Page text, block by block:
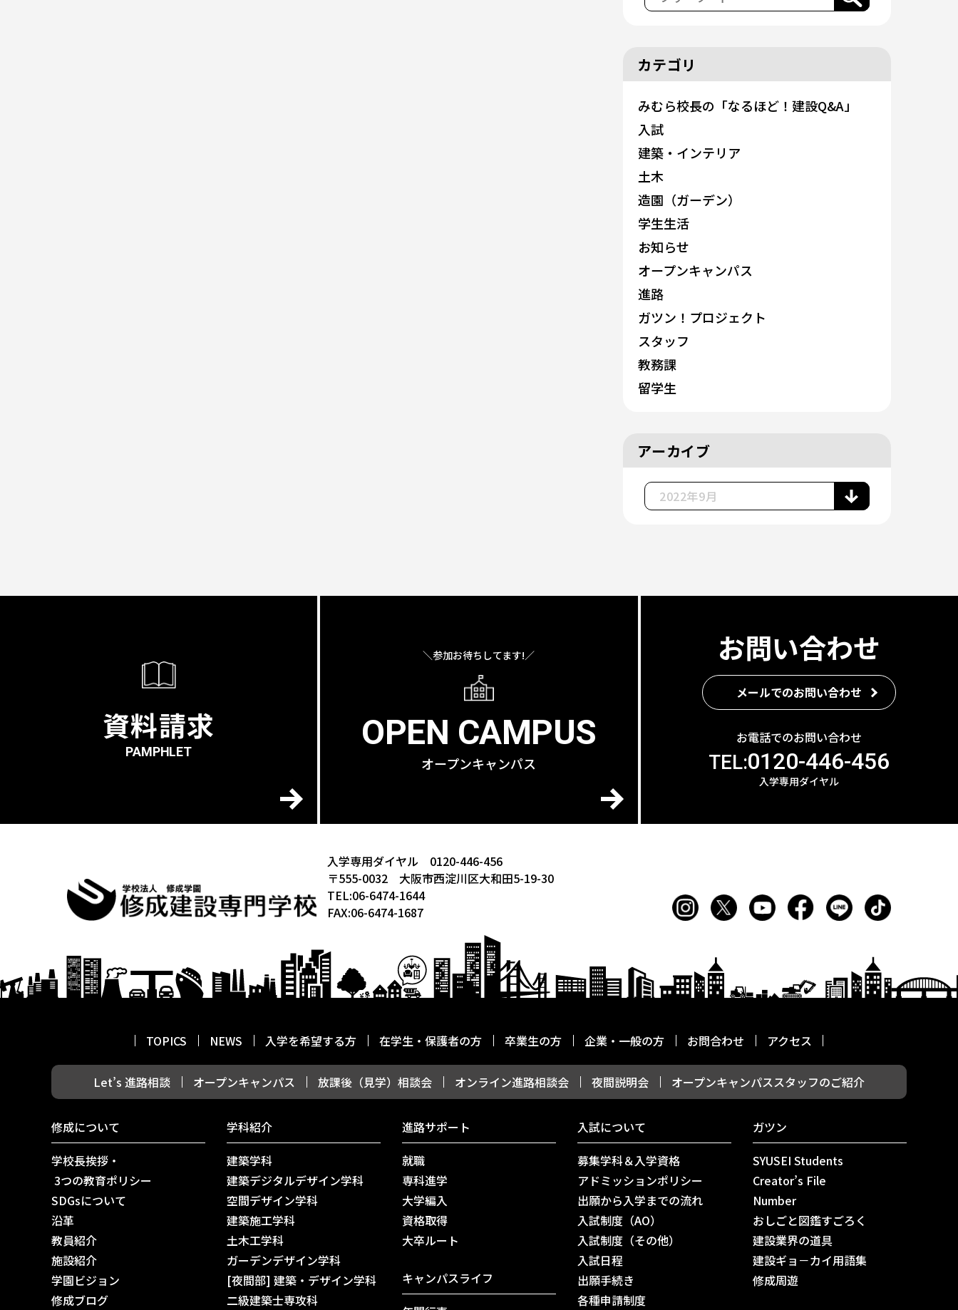
カテゴリ
みむら校長の「なるほど！建設Q&A」
入試
建築・インテリア
土木
造園（ガーデン）
学生生活
お知らせ
オープンキャンパス
進路
ガツン！プロジェクト
スタッフ
教務課
留学生
アーカイブ
資料請求
PAMPHLET
＼参加お待ちしてます!／
OPEN CAMPUS
オープンキャンパス
お問い合わせ
メールでのお問い合わせ
お電話でのお問い合わせ
TEL:0120-446-456
入学専用ダイヤル
入学専用ダイヤル 0120-446-456
〒555-0032 大阪市西淀川区大和田5-19-30
TEL:06-6474-1644
FAX:06-6474-1687
TOPICS NEWS 入学を希望する方 在学生・保護者の方 卒業生の方 企業・一般の方 お問合わせ アクセス
Let’s 進路相談 オープンキャンパス 放課後（見学）相談会 オンライン進路相談会 夜間説明会 オープンキャンパススタッフのご紹介
修成について
学校長挨拶・
3つの教育ポリシー
SDGsについて
沿革
教員紹介
施設紹介
学園ビジョン
修成ブログ
学科紹介
建築学科
建築デジタルデザイン学科
空間デザイン学科
建築施工学科
土木工学科
ガーデンデザイン学科
[夜間部] 建築・デザイン学科
二級建築士専攻科
進路サポート
就職
専科進学
大学編入
資格取得
⼤卒ルート
キャンパスライフ
入試について
募集学科＆入学資格
アドミッションポリシー
出願から入学までの流れ
入試制度（AO）
入試制度（その他）
入試日程
出願手続き
各種申請制度
ガツン
SYUSEI Students
Creator’s File
Number
おしごと図鑑すごろく
建設業界の道具
建設ギョ－カイ用語集
修成周遊